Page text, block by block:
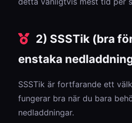
2) SSSTik (bra
enstaka
SSSTik är fortfarande ett
fungerar bra när du bara
nedladdningar.